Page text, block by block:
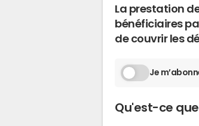
La prestation
bénéficiaires
de couvrir les
Je
Qu'est-ce que